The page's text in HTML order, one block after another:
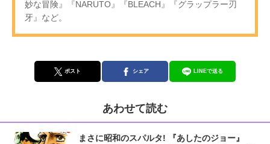
妙な冒険』『NARUTO』『BLEACH』『グラップラー刃
牙』など。
ポスト シェア LINEで送る
あわせて読む
まさに昭和のスパルタ! 『あしたのジョー』